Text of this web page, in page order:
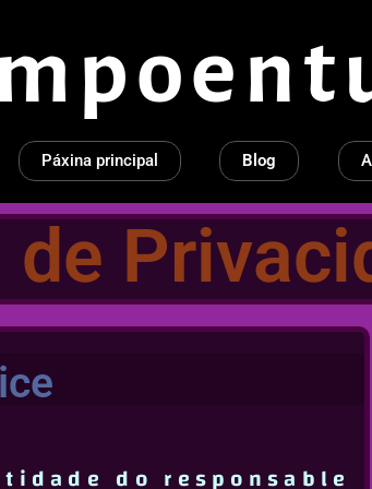
Páxina principal Blog
do responsable